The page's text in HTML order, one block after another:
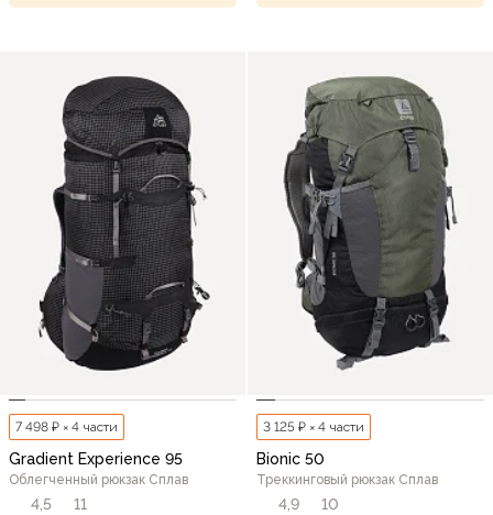
7 498 ₽ × 4 части
Gradient Experience 95
Облегченный рюкзак Сплав
4,5 11
3 125 ₽ × 4 части
Bionic 50
Треккинговый рюкзак Сплав
4,9 10